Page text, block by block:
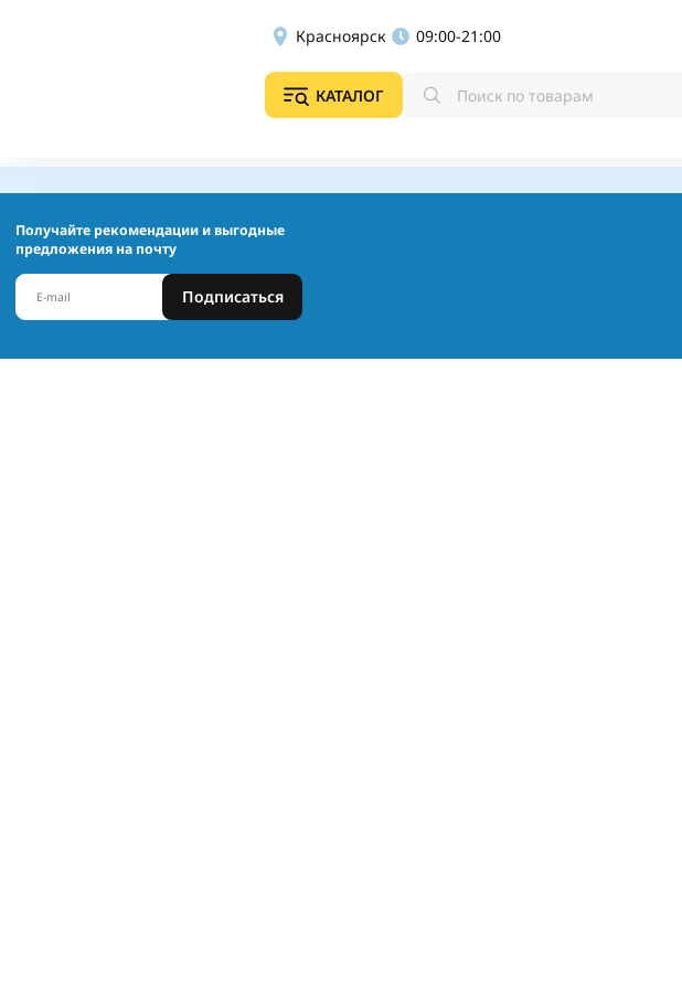
Красноярск 09:00-21:00
КАТАЛОГ
Получайте рекомендации и выгодные
предложения на почту
Подписаться